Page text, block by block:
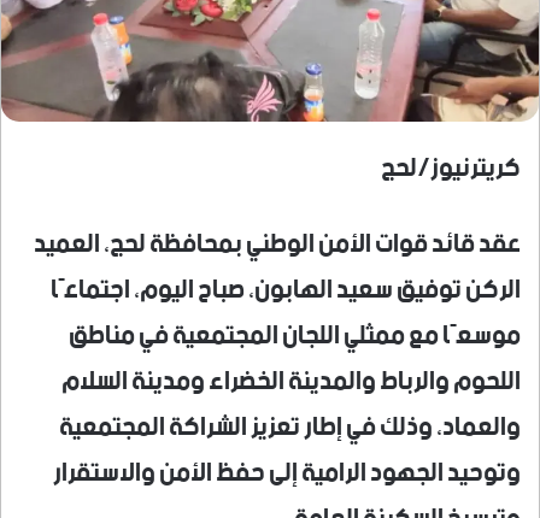
كريترنيوز/لحج
عقد قائد قوات الأمن الوطني بمحافظة لحج، العميد
الركن توفيق سعيد الهابون، صباح اليوم، اجتماعًا
موسعًا مع ممثلي اللجان المجتمعية في مناطق
اللحوم والرباط والمدينة الخضراء ومدينة السلام
والعماد، وذلك في إطار تعزيز الشراكة المجتمعية
وتوحيد الجهود الرامية إلى حفظ الأمن والاستقرار